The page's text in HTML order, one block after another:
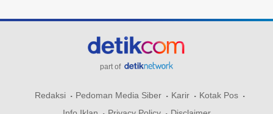
part of
Redaksi Pedoman Media Siber Karir
Kotak Pos